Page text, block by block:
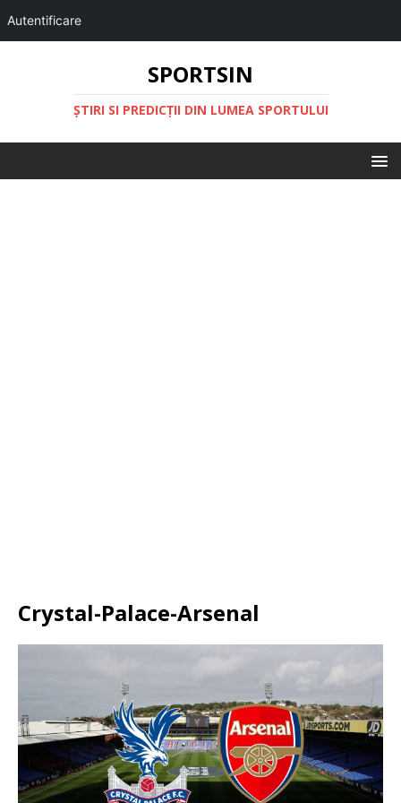
Autentificare
SPORTSIN
ŞTIRI SI PREDICŢII DIN LUMEA SPORTULUI
Crystal-Palace-Arsenal